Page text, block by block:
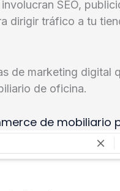
SEO,
dirigir tráfico a tu
de marketing digital
de oficina.
de mobiliario